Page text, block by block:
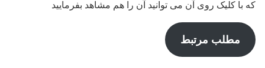
که با کلیک روی آن می توانید آن را هم مشاهد بفرمایید
مطلب مرتبط